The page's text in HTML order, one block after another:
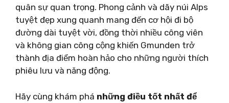
quân sự quan trọng. Phong cảnh và dãy núi Alps
tuyệt đẹp xung quanh mang đến cơ hội đi bộ
đường dài tuyệt vời, đồng thời nhiều công viên
và không gian công cộng khiến Gmunden trở
thành địa điểm hoàn hảo cho những người thích
phiêu lưu và năng động.
Hãy cùng khám phá những điều tốt nhất để